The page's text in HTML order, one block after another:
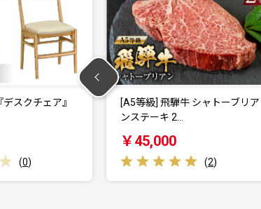
牛 シャトーブリア
[A5等級] 飛騨牛 シャトーブ
ンステーキ 5…
￥110,000